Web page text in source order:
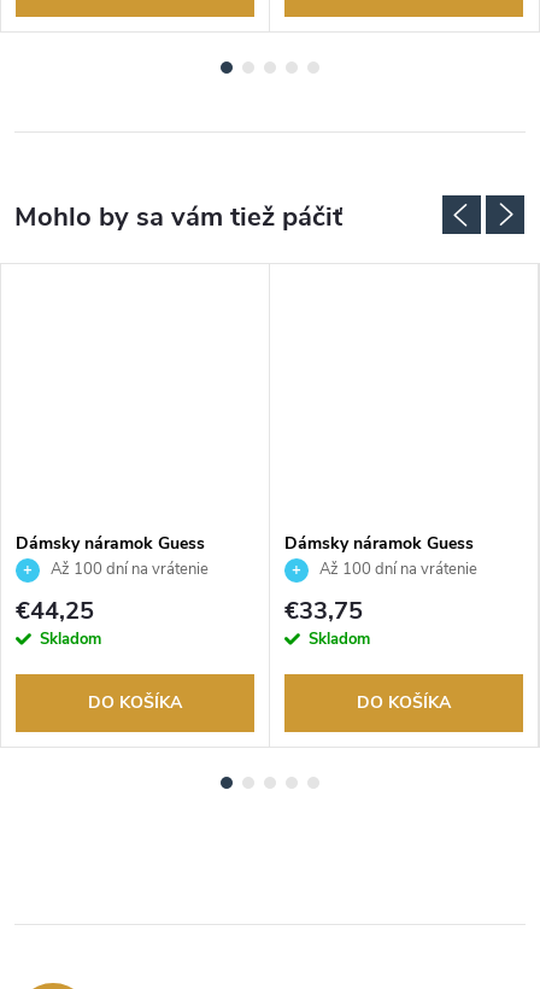
Dámsky náramok Guess
JUBB04156JWRHT
Až 100 dní na vrátenie
tovaru. Autorizovaný predajca.
€44,25
Skladom
DO KOŠÍKA
Dámsky náramok Guess
JUBB04144JWRHS
Až 100 dní na vrátenie
tovaru. Autorizovaný predajca.
€33,75
Skladom
DO KOŠÍKA